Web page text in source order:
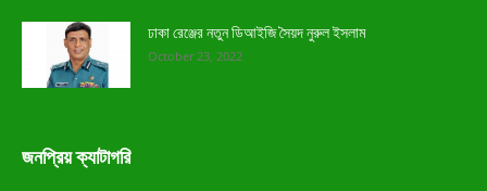
ঢাকা রেঞ্জের নতুন ডিআইজি সৈয়দ নুরুল ইসলাম
October 23, 2022
জনপ্রিয় ক্যাটাগরি